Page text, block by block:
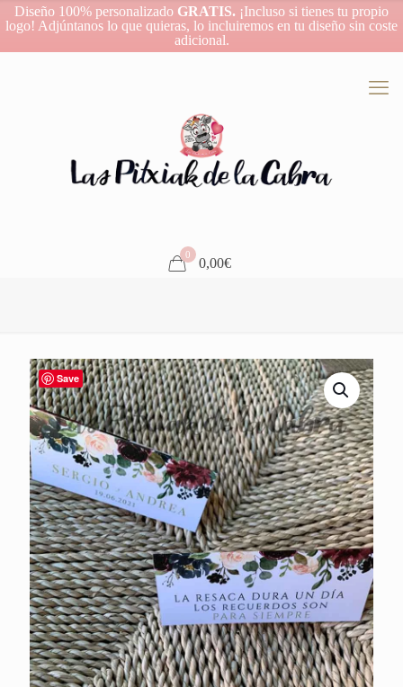
Diseño 100% personalizado GRATIS. ¡Incluso si tienes tu propio
logo! Adjúntanos lo que quieras, lo incluiremos en tu diseño sin coste
adicional.
0
0,00€
Save